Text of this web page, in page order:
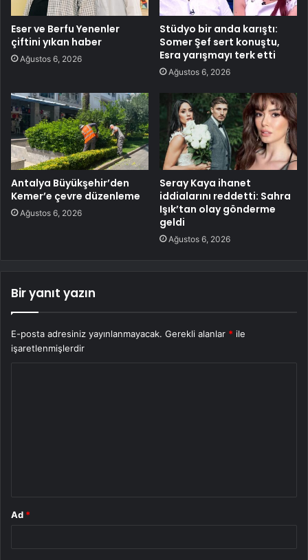
Eser ve Berfu Yenenler
çiftini yıkan haber
Ağustos 6, 2026
Stüdyo bir anda karıştı:
Somer Şef sert konuştu,
Esra yarışmayı terk etti
Ağustos 6, 2026
Antalya Büyükşehir’den
Kemer’e çevre düzenleme
Ağustos 6, 2026
Seray Kaya ihanet
iddialarını reddetti: Sahra
Işık’tan olay gönderme
geldi
Ağustos 6, 2026
Bir yanıt yazın
E-posta adresiniz yayınlanmayacak. Gerekli alanlar * ile
işaretlenmişlerdir
Ad *